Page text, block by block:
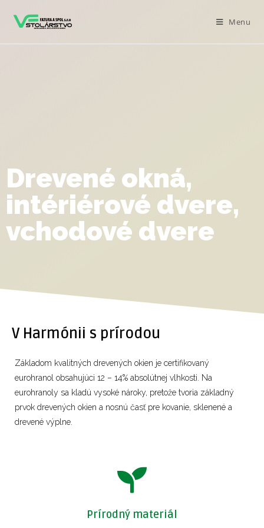
Menu
Drevené okná,
intériérové dvere,
vchodové dvere
V Harmónii s prírodou
Základom kvalitných drevených okien je certifikovaný
eurohranol obsahujúci 12 – 14% absolútnej vlhkosti. Na
eurohranoly sa kladú vysoké nároky, pretože tvoria základný
prvok drevených okien a nosnú časť pre kovanie, sklenené a
drevené výplne.
Prírodný materiál